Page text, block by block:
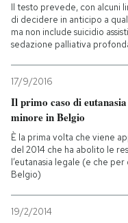
Il testo prevede, con alcuni
di decidere in anticipo a
ma non include suicidio
sedazione palliativa
17/9/2016
Il primo caso di
minore in Belgio
È la prima volta che viene
del 2014 che ha abolito le
l’eutanasia legale (e che per
Belgio)
19/2/2014